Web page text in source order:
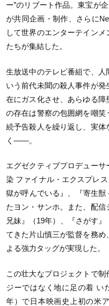
ー”のリブート作品。東宝が
が共同企画・制作、さらに
して世界のエンターテイン
たちが集結した。
生放送中のテレビ番組で、人
いう前代未聞の殺人事件が
在にガス化させ、あらゆる
の存在は警察の包囲網を嘲
続予告殺人を繰り返し、実
く——。
エグゼクティブプロデュー
染 ファイナル・エクスプレ
獄が呼んでいる』、『寄生
たヨン・サンホ。また、配
兄妹』（19年）、『さがす
てきた片山慎三が監督を務
よる強力タッグが実現した。
この壮大なプロジェクトで
ジーではなく地に足の着 い
年）で日本映画史上初の米